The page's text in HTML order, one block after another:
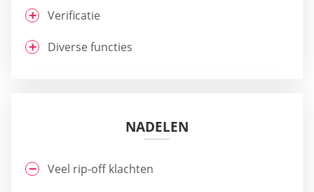
Verificatie
Diverse functies
NADELEN
Veel rip-off klachten